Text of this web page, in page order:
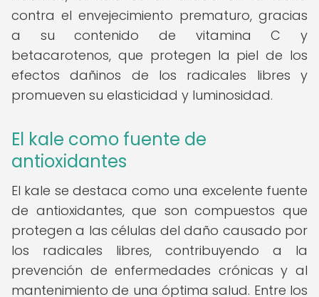
contra el envejecimiento prematuro, gracias
a su contenido de vitamina C y
betacarotenos, que protegen la piel de los
efectos dañinos de los radicales libres y
promueven su elasticidad y luminosidad.
El kale como fuente de
antioxidantes
El kale se destaca como una excelente fuente
de antioxidantes, que son compuestos que
protegen a las células del daño causado por
los radicales libres, contribuyendo a la
prevención de enfermedades crónicas y al
mantenimiento de una óptima salud. Entre los